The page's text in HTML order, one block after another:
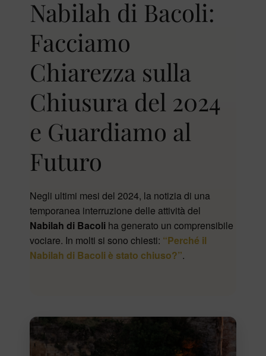
Nabilah di Bacoli:
Facciamo
Chiarezza sulla
Chiusura del 2024
e Guardiamo al
Futuro
Negli ultimi mesi del 2024, la notizia di una
temporanea interruzione delle attività del
Nabilah di Bacoli ha generato un comprensibile
vociare. In molti si sono chiesti: “Perché il
Nabilah di Bacoli è stato chiuso?”.